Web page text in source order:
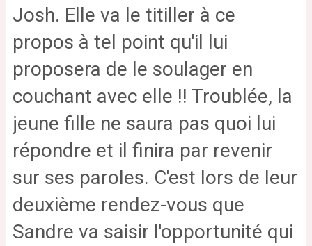
Josh. Elle va le titiller à ce
propos à tel point qu'il lui
proposera de le soulager en
couchant avec elle !! Troublée, la
jeune fille ne saura pas quoi lui
répondre et il finira par revenir
sur ses paroles. C'est lors de leur
deuxième rendez-vous que
Sandre va saisir l'opportunité qui